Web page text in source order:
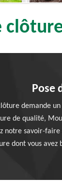
Pose
demande
de qualité,
notre savoir-
dont vous avez